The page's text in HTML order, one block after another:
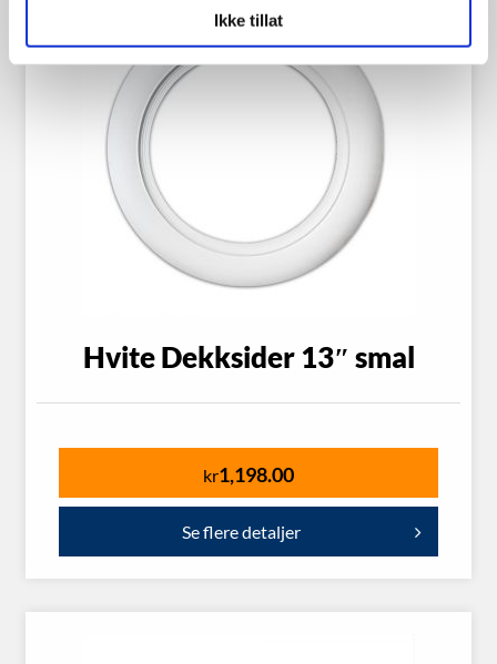
Ikke tillat
Hvite Dekksider 13″ smal
kr1,198.00
Se flere detaljer